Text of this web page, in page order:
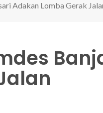
Adakan Lomba Gerak